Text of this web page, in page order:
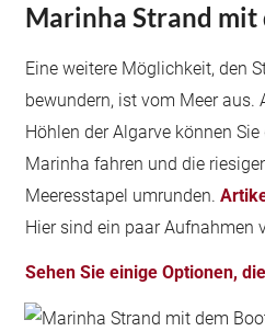
Marinha Strand mit
Eine weitere Möglichkeit, den
bewundern, ist vom Meer aus.
Höhlen der Algarve können
Marinha fahren und die
Meeresstapel umrunden.
Hier sind ein paar Aufnahmen
Sehen Sie einige Optionen,